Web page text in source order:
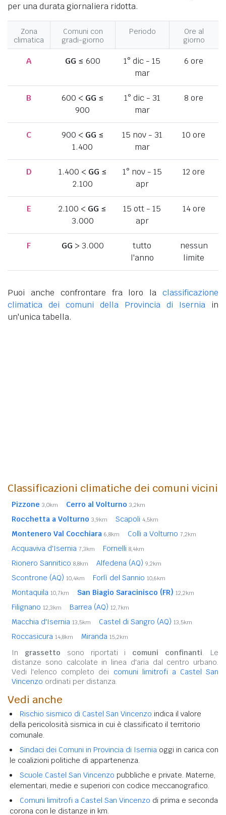
per una durata giornaliera ridotta.
Zona
climatica
Comuni con
gradi-giorno
Periodo
Ore al
giorno
A GG ≤ 600
1° dic - 15
mar
6 ore
B 600 < GG ≤
900
1° dic - 31
mar
8 ore
C 900 < GG ≤
1.400
15 nov - 31
mar
10 ore
D 1.400 < GG ≤
2.100
1° nov - 15
apr
12 ore
E 2.100 < GG ≤
3.000
15 ott - 15
apr
14 ore
F GG > 3.000
tutto
l'anno
nessun
limite
Puoi anche confrontare fra loro la classificazione
climatica dei comuni della Provincia di Isernia in
un'unica tabella.
Classificazioni climatiche dei comuni vicini
Pizzone 3,0km Cerro al Volturno 3,2km
Rocchetta a Volturno 3,9km Scapoli 4,5km
Montenero Val Cocchiara 6,8km Colli a Volturno 7,2km
Acquaviva d'Isernia 7,3km Fornelli 8,4km
Rionero Sannitico 8,8km Alfedena (AQ) 9,2km
Scontrone (AQ) 10,4km Forlì del Sannio 10,6km
Montaquila 10,7km San Biagio Saracinisco (FR) 12,2km
Filignano 12,3km Barrea (AQ) 12,7km
Macchia d'Isernia 13,5km Castel di Sangro (AQ) 13,5km
Roccasicura 14,8km Miranda 15,2km
In grassetto sono riportati i comuni confinanti. Le
distanze sono calcolate in linea d'aria dal centro urbano.
Vedi l'elenco completo dei comuni limitrofi a Castel San
Vincenzo ordinati per distanza.
Vedi anche
Rischio sismico di Castel San Vincenzo indica il valore
della pericolosità sismica in cui è classificato il territorio
comunale.
Sindaci dei Comuni in Provincia di Isernia oggi in carica con
le coalizioni politiche di appartenenza.
Scuole Castel San Vincenzo pubbliche e private. Materne,
elementari, medie e superiori con codice meccanografico.
Comuni limitrofi a Castel San Vincenzo di prima e seconda
corona con le distanze in km.